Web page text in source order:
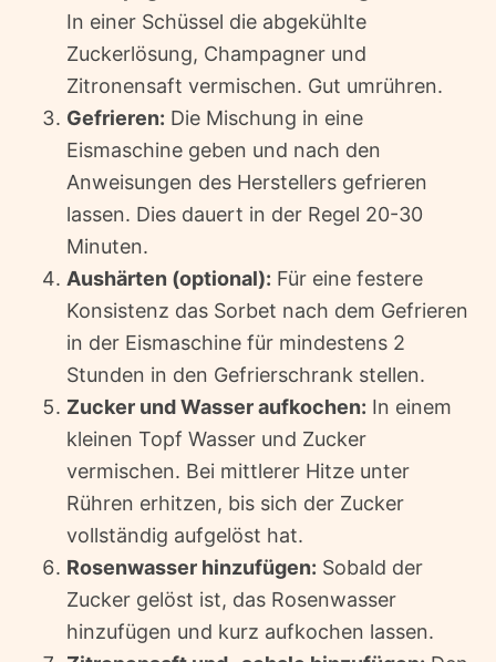
In einer Schüssel die abgekühlte
Zuckerlösung, Champagner und
Zitronensaft vermischen. Gut umrühren.
Gefrieren: Die Mischung in eine
Eismaschine geben und nach den
Anweisungen des Herstellers gefrieren
lassen. Dies dauert in der Regel 20-30
Minuten.
Aushärten (optional): Für eine festere
Konsistenz das Sorbet nach dem Gefrieren
in der Eismaschine für mindestens 2
Stunden in den Gefrierschrank stellen.
Zucker und Wasser aufkochen: In einem
kleinen Topf Wasser und Zucker
vermischen. Bei mittlerer Hitze unter
Rühren erhitzen, bis sich der Zucker
vollständig aufgelöst hat.
Rosenwasser hinzufügen: Sobald der
Zucker gelöst ist, das Rosenwasser
hinzufügen und kurz aufkochen lassen.